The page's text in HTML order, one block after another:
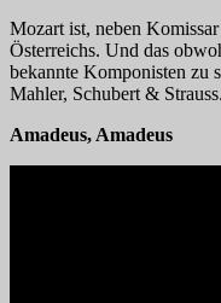
Mozart ist, neben
Österreichs. Und das
bekannte Komponisten zu
Mahler, Schubert & Strauss.
Amadeus, Amadeus